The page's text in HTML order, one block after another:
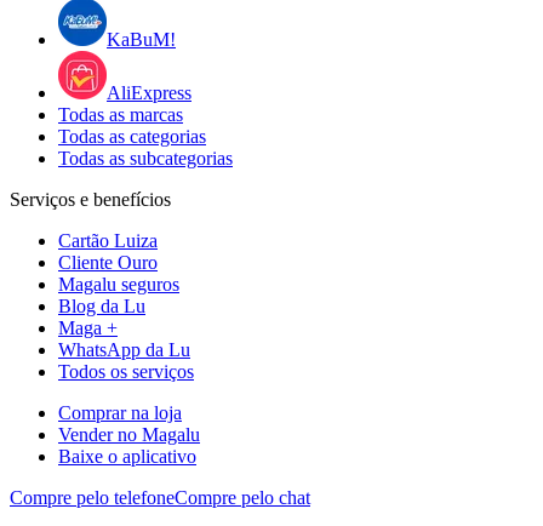
KaBuM!
AliExpress
Todas as marcas
Todas as categorias
Todas as subcategorias
Serviços e benefícios
Cartão Luiza
Cliente Ouro
Magalu seguros
Blog da Lu
Maga +
WhatsApp da Lu
Todos os serviços
Comprar na loja
Vender no Magalu
Baixe o aplicativo
Compre pelo telefoneCompre pelo chat